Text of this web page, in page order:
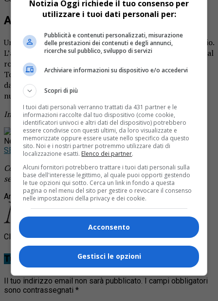
Anziana muore nell’incendio
Una donna di 86 anni ha perso la vita a causa di un incendio.
L’anziana sarebbe morta intossicata dai fumi sprigionati dal
rogo, scoppiato nella sua abitazione di Collegno, vicino a
Torino. I vigili del fuoco l’hanno tirata fuori
dall’appartamento, ma purtroppo per lei non c’era più
nulla da fare.
Immagine di repertorio
Rimani aggiornato seguendoci su Google
News!
SEGUICI
Continua a leggere le notizie diNotizia Oggi Borgosesia
segui la nostrapagina Facebook
Argomenti correlati:anzianaincendio muore
Clicca per commentare
Tu cosa ne pensi?
Il tuo indirizzo email non sarà pubblicato. I campi obbligatori
sono contrassegnati *
Notizia Oggi richiede il tuo consenso per
utilizzare i tuoi dati personali per:
Pubblicità e contenuti personalizzati, misurazione
delle prestazioni dei contenuti e degli annunci,
ricerche sul pubblico, sviluppo di servizi
Archiviare informazioni su dispositivo e/o accedervi
Scopri di più
I tuoi dati personali verranno trattati da 431 partner e le
informazioni raccolte dal tuo dispositivo (come cookie,
identificatori univoci e altri dati del dispositivo) potrebbero
essere condivise con questi ultimi, da loro visualizzate e
memorizzate oppure essere usate nello specifico da questo
sito. Noi e i nostri partner potremmo utilizzare dati di
localizzazione esatti. Elenco dei partner.
Alcuni fornitori potrebbero trattare i tuoi dati personali sulla
base dell'interesse legittimo, al quale puoi opporti gestendo
le tue opzioni qui sotto. Cerca un link in fondo a questa
pagina o nel menu del sito per gestire o revocare il consenso
nelle impostazioni della privacy e dei cookie.
Acconsento
Gestisci le opzioni